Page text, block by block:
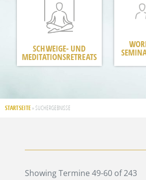
SCHWEIGE- UND
MEDITATIONSRETREATS
STARTSEITE » SUCHERGEBNISSE
Showing Termine 49-60 of 243